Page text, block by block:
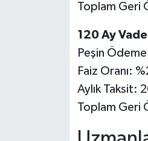
Toplam Geri
120 Ay
Peşin
Faiz Oranı:
Aylık Taksit:
Toplam Geri